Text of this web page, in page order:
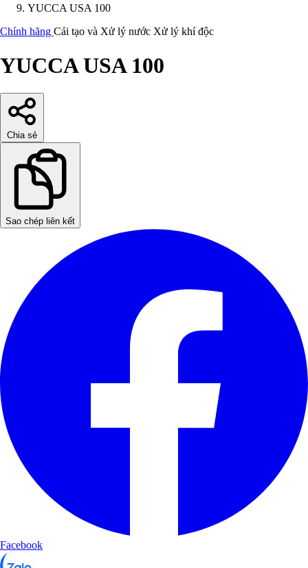
YUCCA USA 100
Chính hãng Cải tạo và Xử lý nước Xử lý khí độc
YUCCA USA 100
Chia sẻ
Sao chép liên kết
Facebook